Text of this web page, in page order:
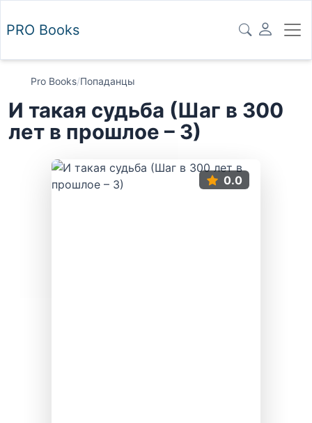
PRO Books
Pro Books/Попаданцы
И такая судьба (Шаг в 300
лет в прошлое – 3)
0.0